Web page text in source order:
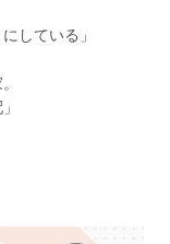
している」